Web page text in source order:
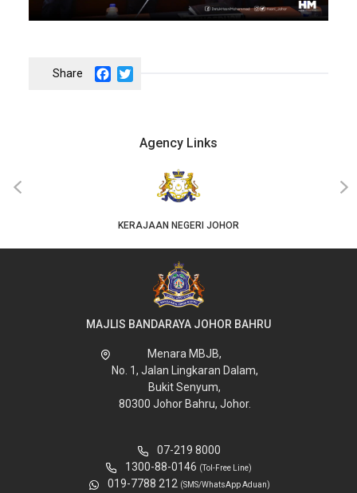
Facebook
Agency Links
KERAJAAN NEGERI JOHOR
‹ ›
MAJLIS BANDARAYA JOHOR BAHRU
Menara MBJB,
No. 1, Jalan Lingkaran Dalam,
Bukit Senyum,
80300 Johor Bahru, Johor.
07-219 8000
1300-88-0146 (Tol-Free Line)
019-7788 212 (SMS/WhatsApp Aduan)